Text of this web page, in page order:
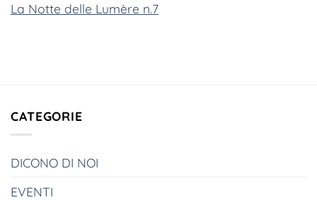
La Notte delle Lumère n.7
CATEGORIE
DICONO DI NOI
EVENTI